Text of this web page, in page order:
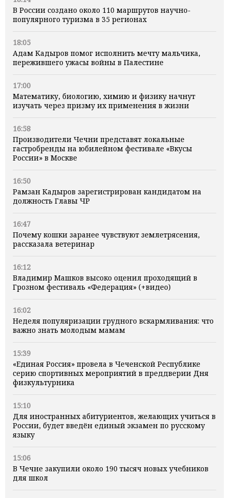
В России создано около 110 маршрутов научно-
популярного туризма в 35 регионах
18:05
Адам Кадыров помог исполнить мечту мальчика,
пережившего ужасы войны в Палестине
17:00
Математику, биологию, химию и физику начнут
изучать через призму их применения в жизни
16:58
Производители Чечни представят локальные
гастробренды на юбилейном фестивале «Вкусы
России» в Москве
16:50
Рамзан Кадыров зарегистрирован кандидатом на
должность Главы ЧР
16:47
Почему кошки заранее чувствуют землетрясения,
рассказала ветеринар
16:12
Владимир Машков высоко оценил проходящий в
Грозном фестиваль «Федерация» (+видео)
16:02
Неделя популяризации грудного вскармливания: что
важно знать молодым мамам
15:39
«Единая Россия» провела в Чеченской Республике
серию спортивных мероприятий в преддверии Дня
физкультурника
15:10
Для иностранных абитуриентов, желающих учиться в
России, будет введён единый экзамен по русскому
языку
15:06
В Чечне закупили около 190 тысяч новых учебников
для школ